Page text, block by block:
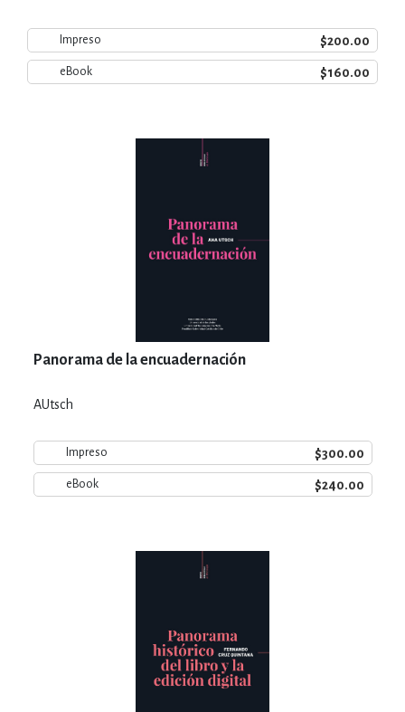
Impreso $200.00
eBook $160.00
Panorama de la encuadernación
AUtsch
Impreso $300.00
eBook $240.00